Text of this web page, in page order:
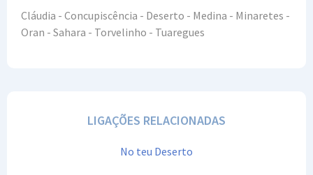
Cláudia - Concupiscência - Deserto - Medina - Minaretes -
Oran - Sahara - Torvelinho - Tuaregues
LIGAÇÕES RELACIONADAS
No teu Deserto